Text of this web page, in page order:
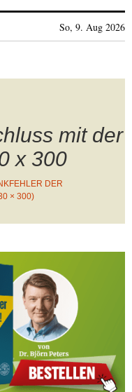
So, 9. Aug 2026
mit der
x 300
DER
× 300)